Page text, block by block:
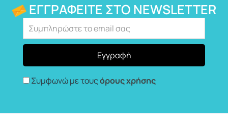
ΕΓΓΡΑΦΕΊΤΕ ΣΤΟ NEWSLETTER
Συμφωνώ με τουςόρους χρήσης